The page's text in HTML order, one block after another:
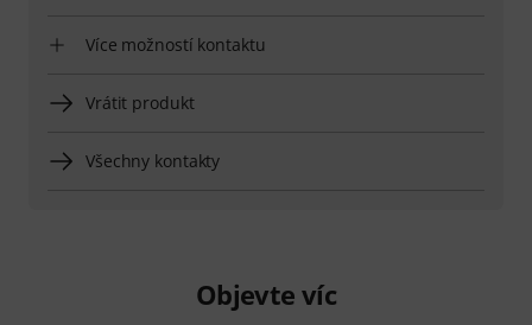
Více možností kontaktu
Vrátit produkt
Všechny kontakty
Objevte víc